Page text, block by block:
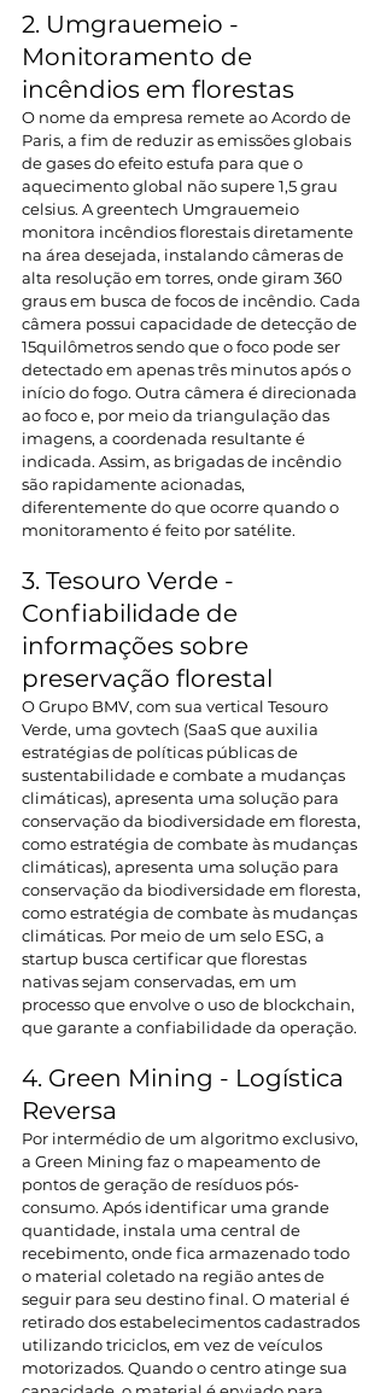
2. Umgrauemeio -
Monitoramento de
incêndios em florestas
O nome da empresa remete ao Acordo de
Paris, a fim de reduzir as emissões globais
de gases do efeito estufa para que o
aquecimento global não supere 1,5 grau
celsius. A greentech Umgrauemeio
monitora incêndios florestais diretamente
na área desejada, instalando câmeras de
alta resolução em torres, onde giram 360
graus em busca de focos de incêndio. Cada
câmera possui capacidade de detecção de
15quilômetros sendo que o foco pode ser
detectado em apenas três minutos após o
início do fogo. Outra câmera é direcionada
ao foco e, por meio da triangulação das
imagens, a coordenada resultante é
indicada. Assim, as brigadas de incêndio
são rapidamente acionadas,
diferentemente do que ocorre quando o
monitoramento é feito por satélite.
3. Tesouro Verde -
Confiabilidade de
informações sobre
preservação florestal
O Grupo BMV, com sua vertical Tesouro
Verde, uma govtech (SaaS que auxilia
estratégias de políticas públicas de
sustentabilidade e combate a mudanças
climáticas), apresenta uma solução para
conservação da biodiversidade em floresta,
como estratégia de combate às mudanças
climáticas), apresenta uma solução para
conservação da biodiversidade em floresta,
como estratégia de combate às mudanças
climáticas. Por meio de um selo ESG, a
startup busca certificar que florestas
nativas sejam conservadas, em um
processo que envolve o uso de blockchain,
que garante a confiabilidade da operação.
4. Green Mining - Logística
Reversa
Por intermédio de um algoritmo exclusivo,
a Green Mining faz o mapeamento de
pontos de geração de resíduos pós-
consumo. Após identificar uma grande
quantidade, instala uma central de
recebimento, onde fica armazenado todo
o material coletado na região antes de
seguir para seu destino final. O material é
retirado dos estabelecimentos cadastrados
utilizando triciclos, em vez de veículos
motorizados. Quando o centro atinge sua